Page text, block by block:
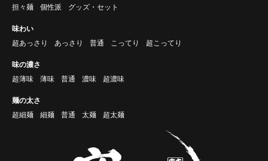
担々麺
個性派 グッズ・セット
味わい
超あっさり
あっさり 普通 こってり 超こってり
味の濃さ
超薄味
薄味 普通 濃味 超濃味
麺の太さ
超細麺
細麺 普通 太麺 超太麺